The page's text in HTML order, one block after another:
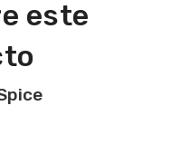
este